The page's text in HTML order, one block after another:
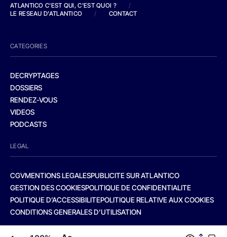
ATLANTICO C'EST QUI, C'EST QUOI ?
/
LE RESEAU D'ATLANTICO
/ CONTACT
CATEGORIES
DECRYPTAGES
DOSSIERS
RENDEZ-VOUS
VIDEOS
PODCASTS
LEGAL
CGVMENTIONS LEGALESPUBLICITE SUR ATLANTICO
GESTION DES COOKIESPOLITIQUE DE CONFIDENTIALITE
POLITIQUE D’ACCESSIBILITEPOLITIQUE RELATIVE AUX COOKIES
CONDITIONS GENERALES D’UTILISATION